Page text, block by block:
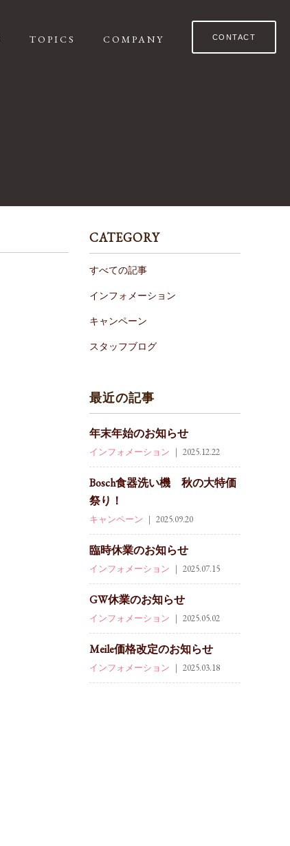
TOPICS COMPANY CONTACT
CATEGORY
すべての記事
インフォメーション
キャンペーン
スタッフブログ
最近の記事
年末年始のお知らせ
インフォメーション ｜ 2025.12.22
Bosch食器洗い機 秋の大特価
祭り！
キャンペーン ｜ 2025.09.20
臨時休業のお知らせ
インフォメーション ｜ 2025.07.15
GW休業のお知らせ
インフォメーション ｜ 2025.05.02
Meile価格改定のお知らせ
インフォメーション ｜ 2025.03.18